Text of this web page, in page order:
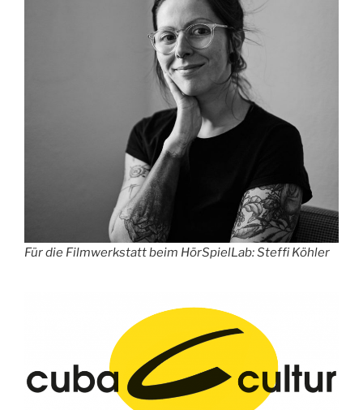
Für die Filmwerkstatt beim HörSpielLab: Steffi Köhler